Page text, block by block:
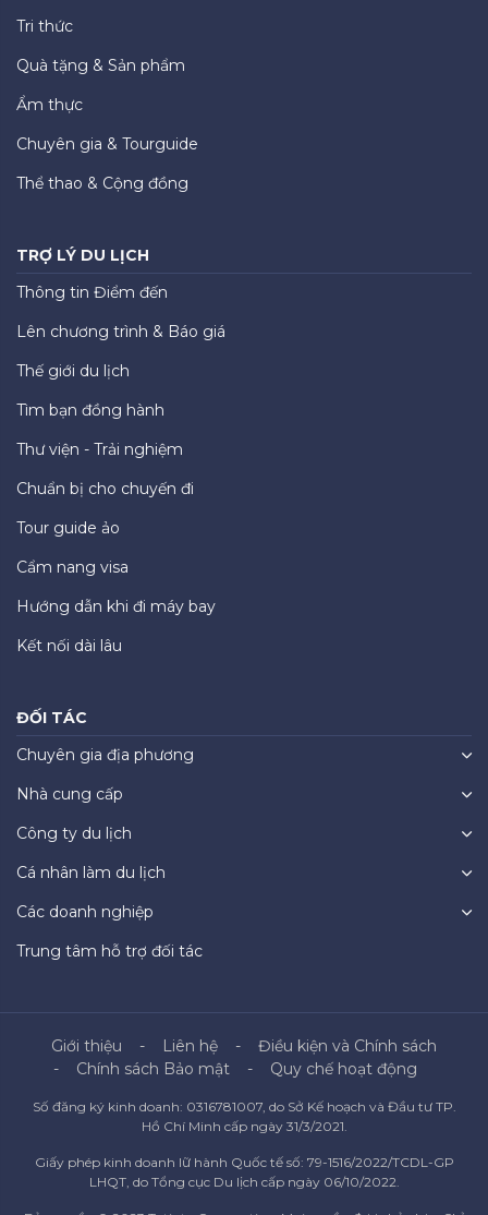
Tri thức
Quà tặng & Sản phẩm
Ẩm thực
Chuyên gia & Tourguide
Thể thao & Cộng đồng
TRỢ LÝ DU LỊCH
Thông tin Điểm đến
Lên chương trình & Báo giá
Thế giới du lịch
Tìm bạn đồng hành
Thư viện - Trải nghiệm
Chuẩn bị cho chuyến đi
Tour guide ảo
Cẩm nang visa
Hướng dẫn khi đi máy bay
Kết nối dài lâu
ĐỐI TÁC
Chuyên gia địa phương
Nhà cung cấp
Công ty du lịch
Cá nhân làm du lịch
Các doanh nghiệp
Trung tâm hỗ trợ đối tác
Giới thiệu Liên hệ
Điều kiện và Chính sách
Chính sách Bảo mật
Quy chế hoạt động
Số đăng ký kinh doanh: 0316781007, do Sở Kế hoạch và Đầu tư TP.
Hồ Chí Minh cấp ngày 31/3/2021.
Giấy phép kinh doanh lữ hành Quốc tế số: 79-1516/2022/TCDL-GP
LHQT, do Tổng cục Du lịch cấp ngày 06/10/2022.